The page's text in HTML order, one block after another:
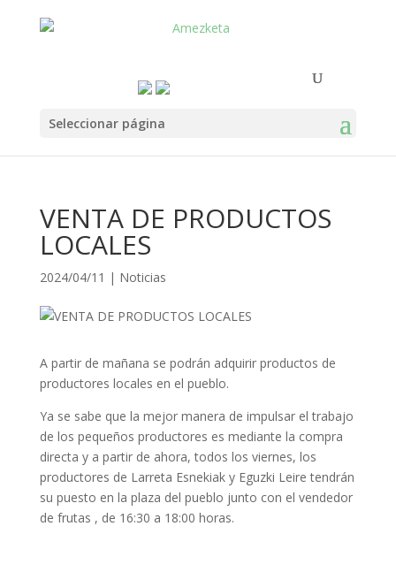
Seleccionar página
VENTA DE PRODUCTOS
LOCALES
2024/04/11 | Noticias
A partir de mañana se podrán adquirir productos de
productores locales en el pueblo.
Ya se sabe que la mejor manera de impulsar el trabajo
de los pequeños productores es mediante la compra
directa y a partir de ahora, todos los viernes, los
productores de Larreta Esnekiak y Eguzki Leire tendrán
su puesto en la plaza del pueblo junto con el vendedor
de frutas , de 16:30 a 18:00 horas.